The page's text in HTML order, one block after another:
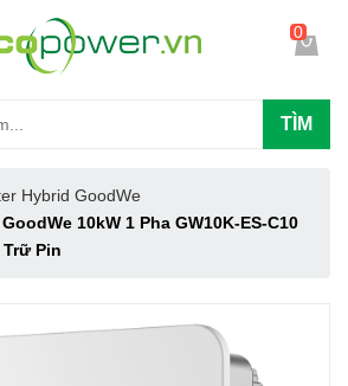
TÌM
0
Hybrid GoodWe
10kW 1 Pha GW10K-ES-C10
Pin